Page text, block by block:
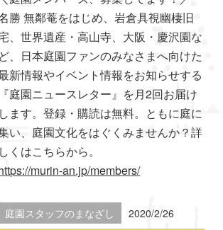
勝 無鄰菴をはじめ、岩倉具視幽棲旧
、世界遺産・高山寺、大阪・慶沢園な
ど、日本庭園ファンのみなさまへ向けた
新情報やイベント情報をお知らせする
『庭園ニュースレター』を月2回お届け
します。登録・購読は無料。ともに庭に
い、庭園文化をはぐくみませんか？詳
しくはこちらから。
murin-an.jp/members/
庭園スタッフのまなざし
2020/2/26